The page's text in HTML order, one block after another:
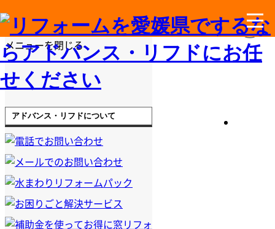
メニューを閉じる
アドバンス・リフドについて